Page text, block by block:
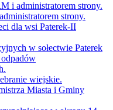
i administratorem strony.
strony.
dla wsi Paterek-II
w sołectwie Paterek
wiejskie.
Miasta i Gminy